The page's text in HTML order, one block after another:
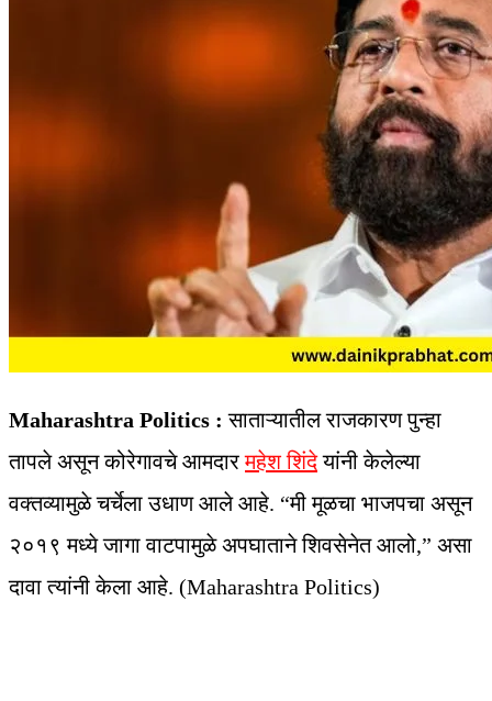
Maharashtra Politics : साताऱ्यातील राजकारण पुन्हा
तापले असून कोरेगावचे आमदारमहेश शिंदेयांनी केलेल्या
वक्तव्यामुळे चर्चेला उधाण आले आहे. “मी मूळचा भाजपचा असून
२०१९ मध्ये जागा वाटपामुळे अपघाताने शिवसेनेत आलो,” असा
दावा त्यांनी केला आहे. (Maharashtra Politics)